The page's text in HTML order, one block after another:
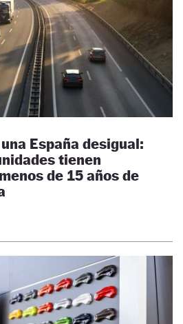
España desigual:
tienen
de 15 años de